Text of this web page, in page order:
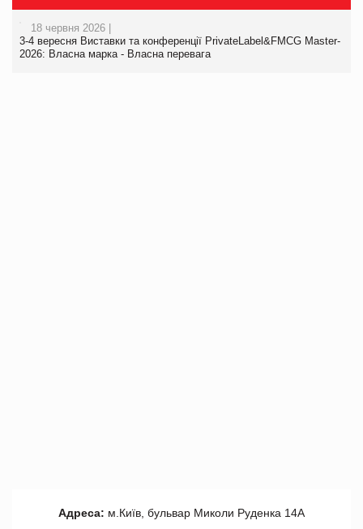
18 червня 2026 |
3-4 вересня Виставки та конференції PrivateLabel&FMCG Master-
2026: Власна марка - Власна перевага
Адреса: м.Київ, бульвар Миколи Руденка 14А